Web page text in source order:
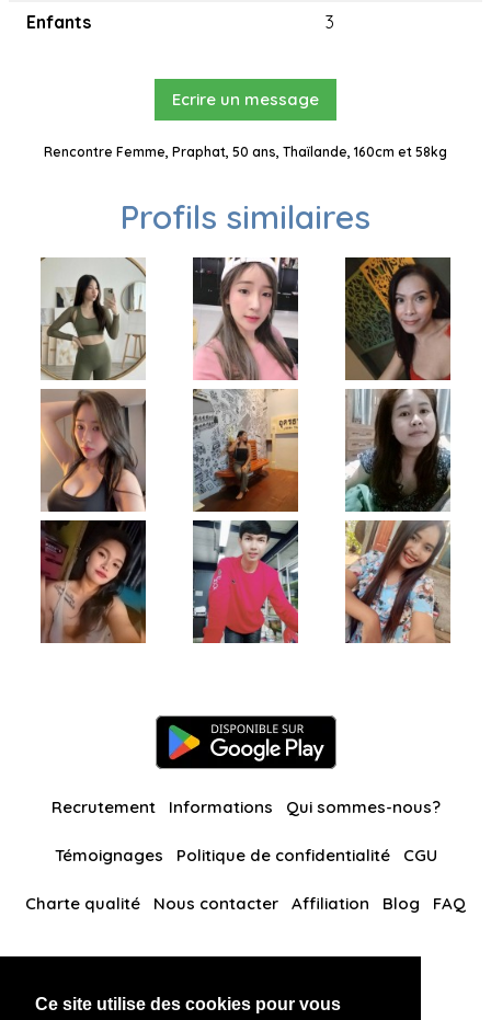
Ce site utilise des cookies pour vous
Enfants
3
Ecrire un message
Rencontre Femme, Praphat, 50 ans, Thaïlande, 160cm et 58kg
Profils similaires
Recrutement Informations Qui sommes-nous?
Témoignages Politique de confidentialité CGU
Charte qualité Nous contacter Affiliation Blog FAQ